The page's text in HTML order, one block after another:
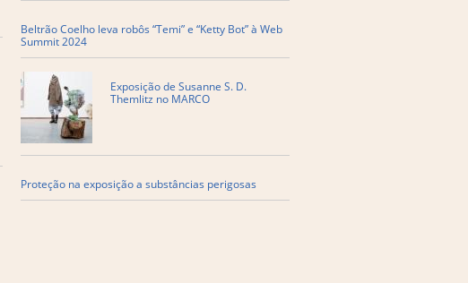
Beltrão Coelho leva robôs “Temi” e “Ketty Bot” à Web
Summit 2024
Exposição de Susanne S. D.
Themlitz no MARCO
Proteção na exposição a substâncias perigosas